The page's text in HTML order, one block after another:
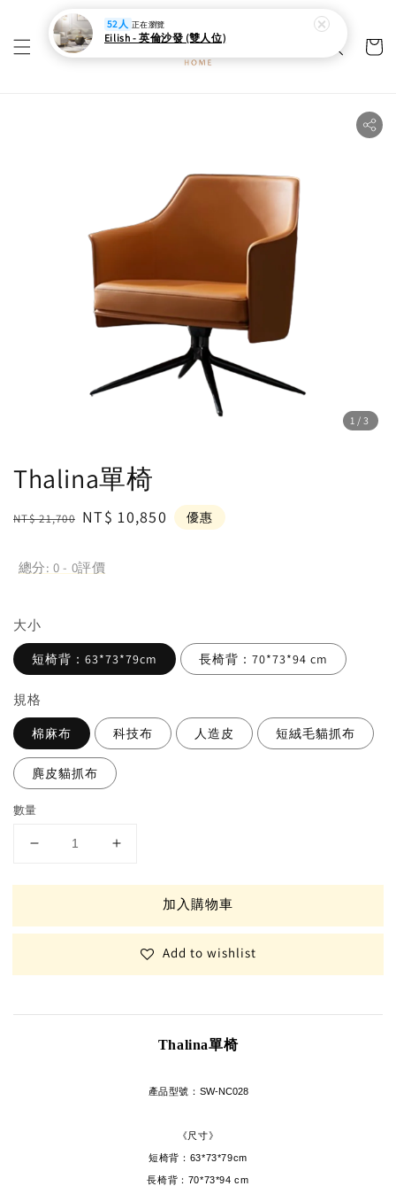
1 /3
Thalina單椅
Regular
NT$ 21,700 Sale
NT$ 10,850 優惠
總分:0 - 0評價
大小
短椅背：63*73*79cm 長椅背：70*73*94 cm
規格
棉麻布 科技布 人造皮 短絨毛貓抓布
麂皮貓抓布
數量
加入購物車
Add to wishlist
Thalina單椅
產品型號： SW-NC028
《尺寸》
短椅背： 63*73*79cm
長椅背： 70*73*94 cm